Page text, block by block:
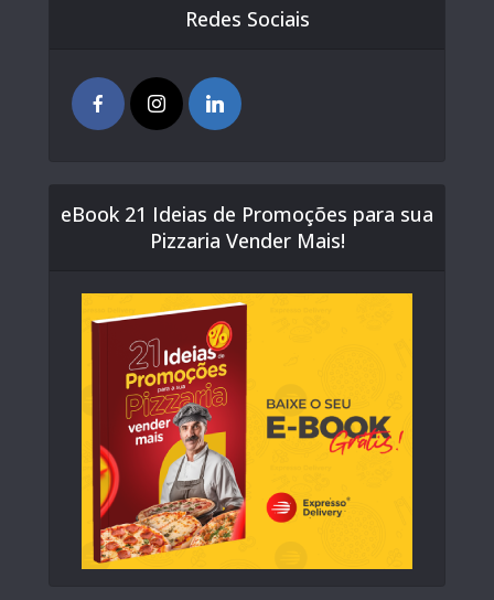
Redes Sociais
eBook 21 Ideias de Promoções para sua
Pizzaria Vender Mais!